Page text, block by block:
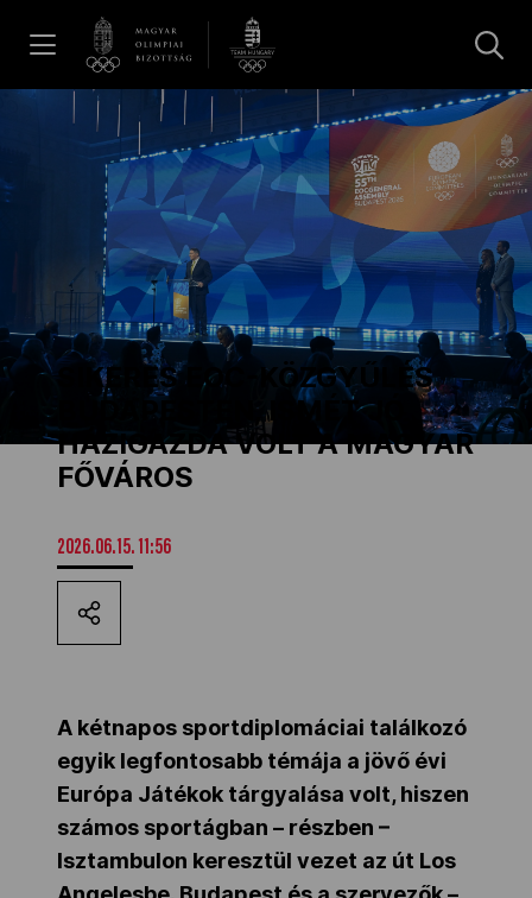
Hírek
Galéria
Dakar 2026
Los Angeles 2028
MOB
Kettőskarrier-program
Társszervezetek
OVEP
SIKERES EOC-KÖZGYŰLÉS
BUDAPESTEN, ISMÉT JÓ
HÁZIGAZDA VOLT A MAGYAR
FŐVÁROS
2026.06.15. 11:56
A kétnapos sportdiplomáciai találkozó
egyik legfontosabb témája a jövő évi
Európa Játékok tárgyalása volt, hiszen
számos sportágban – részben –
Isztambulon keresztül vezet az út Los